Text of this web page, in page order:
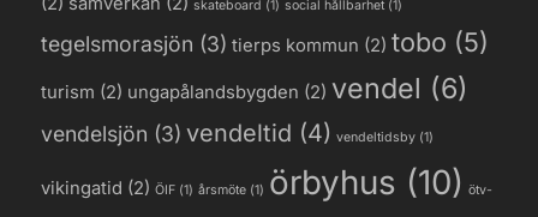
skateboard (1) social hållbarhet (1)
tegelsmorasjön (3) tierps kommun (2) tobo (5)
turism (2) ungapålandsbygden (2) vendel (6)
vendelsjön (3) vendeltid (4) vendeltidsby (1)
vikingatid (2) ÖIF (1) årsmöte (1) örbyhus (10) ötv-